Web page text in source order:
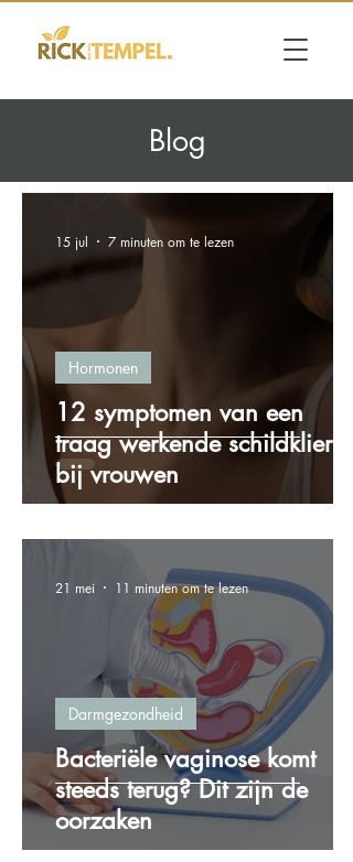
Blog
12 symptomen van een
traag werkende schildklier
bij vrouwen
Hormonen
15 jul 7 minuten om te lezen
Bacteriële vaginose komt
steeds terug? Dit zijn de
oorzaken
Darmgezondheid
21 mei 11 minuten om te lezen